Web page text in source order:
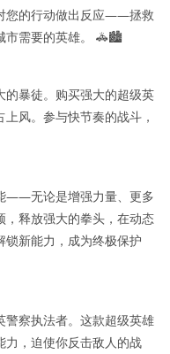
您的行动做出反应——拯救
市需要的英雄。 🚓🏙️
的暴徒。购买强大的超级英
风。参与快节奏的战斗，
——无论是增强力量、更多
，释放强大的拳头，在动态
新能力，成为终极保护
警察执法者。这款超级英雄
力，迫使你反击敌人的战